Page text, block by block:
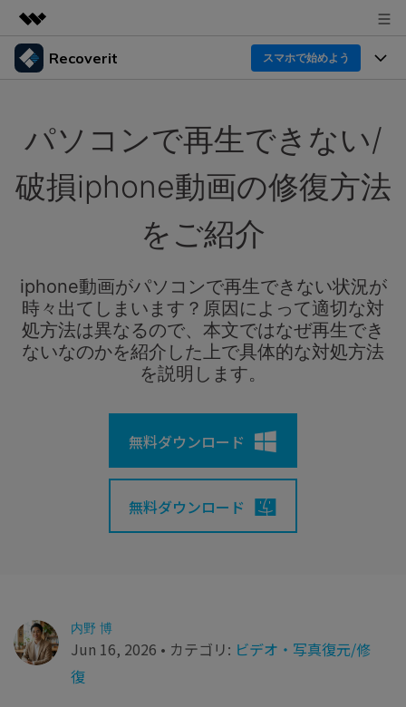
製品
概要
企業情報
プラン＆価格
Recoverit スマホで始めよう
Windowsデータ復元ならRecoverit！確実な復元技術と
スマホで始めよう
Recoverit for Mac
AI
Macの大切なデータを制限なく完全復元
消えたデータ/ 誤削除したデータも完全無料で復元
関連製品（データ修復/ バックアップ）
Repairit - データ修復
機能一覧
ドライブから復元
削除されたメディアを復元
独自の復元ソリューション 新着
ドキュメントを復元
データ損失のシナリオ
すべての機能を確認
データ復元事例
外付けデバイス復元
パソコン復元
その他の復元
詳しくは
データ復元の専門家
カスタマーストーリー
Recoveritをよりよく活用
操作ガイド
ログイン
search
スマホで始めよう
パソコンで再生できない/
破損iphone動画の修復方法
をご紹介
iphone動画がパソコンで再生できない状況が
時々出てしまいます？原因によって適切な対
処方法は異なるので、本文ではなぜ再生でき
ないなのかを紹介した上で具体的な対処方法
を説明します。
無料ダウンロード
無料ダウンロード
内野 博
Jun 16, 2026 • カテゴリ: ビデオ・写真復元/修
復